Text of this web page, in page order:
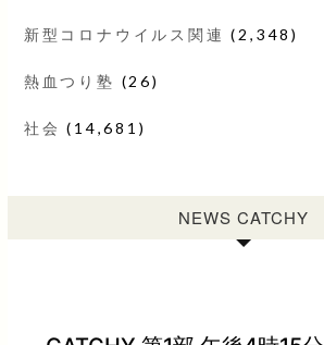
新型コロナウイルス関連 (2,348)
熱血つり塾 (26)
社会 (14,681)
NEWS CATCHY